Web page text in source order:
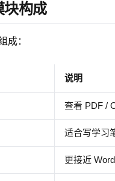
块构成
成：
说明
查看 PDF /
适合写学习
更接近